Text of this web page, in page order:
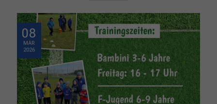
08
MÄR
2026